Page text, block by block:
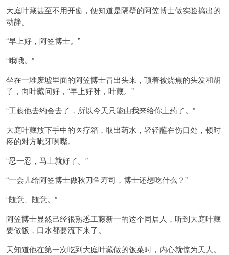
大庭叶藏甚至不用开窗，便知道是隔壁的阿笠博士做实验搞出的
动静。
“早上好，阿笠博士。”
“哦哦。”
坐在一堆废墟里面的阿笠博士冒出头来，顶着被烧焦的头发和胡
子，向叶藏问好，“早上好呀，叶藏。”
“工藤他去约会去了，所以今天只能由我来给你上药了。”
大庭叶藏放下手中的医疗箱，取出药水，轻轻蘸在伤口处，顿时
疼的对方呲牙咧嘴。
“忍一忍，马上就好了。”
“一会儿给阿笠博士做秋刀鱼寿司，博士还想吃什么？”
“随意、随意。”
阿笠博士显然己经很熟悉工藤新一的这个同居人，听到大庭叶藏
要做饭，口水都要流下来了。
天知道他在第一次吃到大庭叶藏做的饭菜时，内心就惊为天人。